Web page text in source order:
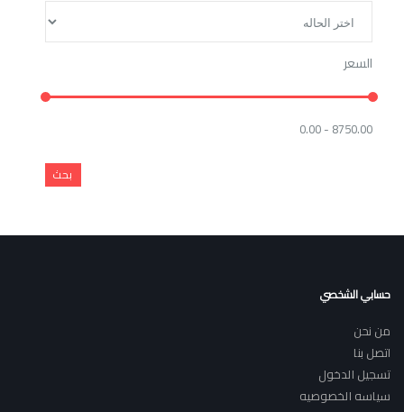
السعر
0.00 - 8750.00
حسابي الشخصي
من نحن
اتصل بنا
تسجيل الدخول
سياسه الخصوصيه